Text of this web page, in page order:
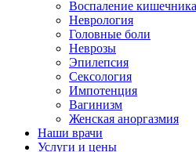
Воспаление
Неврология
Головные боли
Неврозы
Эпилепсия
Сексология
Импотенция
Вагинизм
Женская аноргазмия
Наши врачи
Услуги и цены